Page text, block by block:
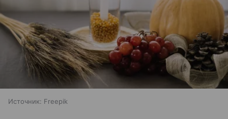
Источник: Freepik